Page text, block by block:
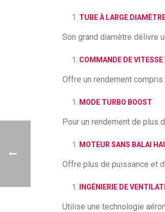
TUBE À LARGE
Son grand diamètre délivre
COMMANDE DE VITESSE
Offre un rendement
MODE TURBO BOOST
Pour un rendement de plus
MOTEUR SANS BALAI
Offre plus de puissance et
INGÉNIERIE DE
Utilise une technologie